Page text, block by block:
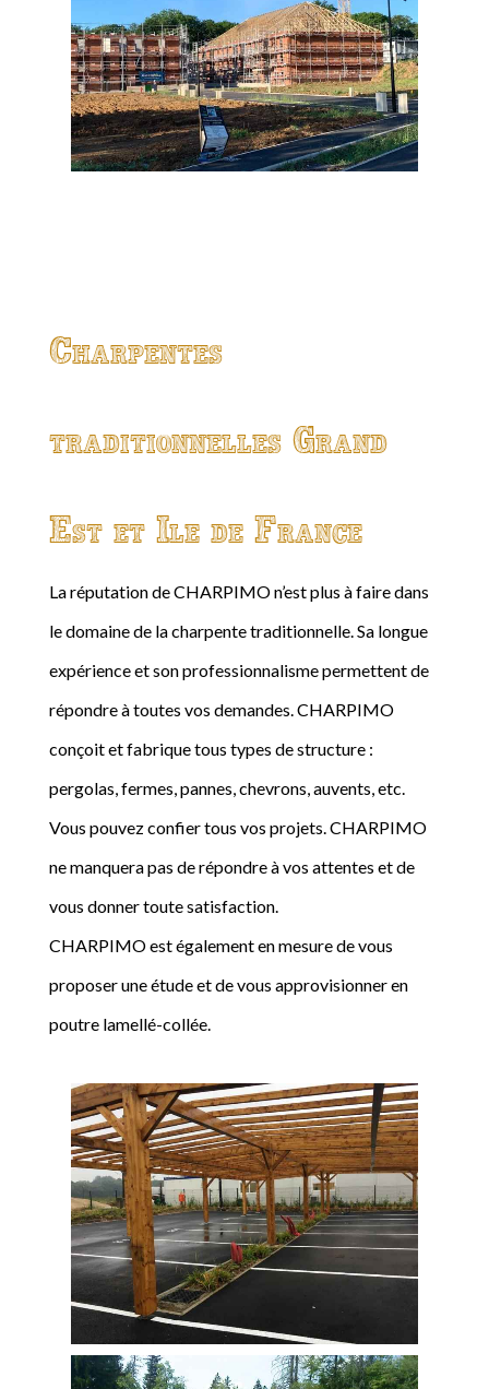
Charpentes
traditionnelles Grand
Est et Ile de France
La réputation de CHARPIMO n’est plus à faire dans
le domaine de la charpente traditionnelle. Sa longue
expérience et son professionnalisme permettent de
répondre à toutes vos demandes. CHARPIMO
conçoit et fabrique tous types de structure :
pergolas, fermes, pannes, chevrons, auvents, etc.
Vous pouvez confier tous vos projets. CHARPIMO
ne manquera pas de répondre à vos attentes et de
vous donner toute satisfaction.
CHARPIMO est également en mesure de vous
proposer une étude et de vous approvisionner en
poutre lamellé-collée.